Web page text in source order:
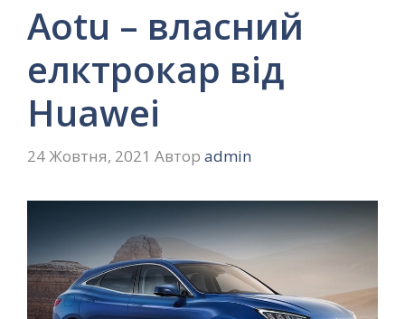
Aotu – власний
елктрокар від
Huawei
24 Жовтня, 2021 Автор admin